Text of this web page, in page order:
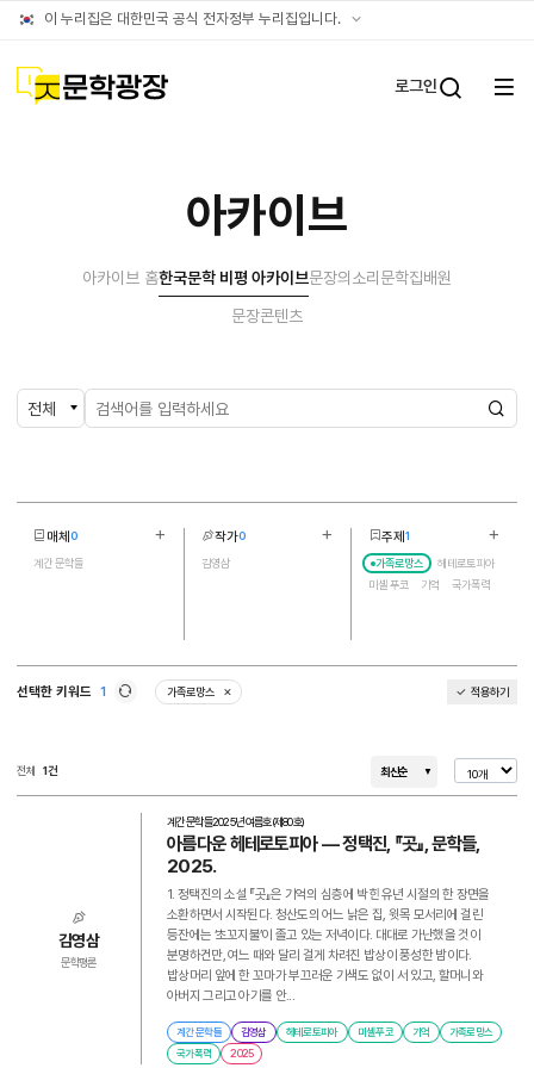
이 누리집은 대한민국 공식 전자정부 누리집입니다. 공식
문학광장 로그인
전체
아카이브
아카이브 홈한국문학 비평 아카이브문장의소리 문학집배원
문장콘텐츠
매체0
계간 문학들
작가0
김영삼
주제1
가족로망스
헤테로토피아
미셸 푸코
기억 국가폭력
5
선택한 키워드 1
가족로망스
삭제
적용하기
전체 1건 최신순
김영삼
문학평론
계간 문학들2025년 여름호(제80호)
아름다운 헤테로토피아 ― 정택진, 『곳』, 문학들,
2025.
1. 정택진의 소설 『곳』은 기억의 심층에 박힌 유년 시절의 한 장면을
소환하면서 시작된다. 청산도의 어느 낡은 집, 윗목 모서리에 걸린
등잔에는 ‘초꼬지불’이 졸고 있는 저녁이다. 대대로 가난했을 것이
분명하건만, 여느 때와 달리 걸게 차려진 밥상이 풍성한 밤이다.
밥상머리 앞에 한 꼬마가 부끄러운 기색도 없이 서 있고, 할머니와
아버지 그리고 아기를 안...
계간 문학들 김영삼 헤테로토피아 미셸 푸코 기억
가족로망스
국가폭력
2025